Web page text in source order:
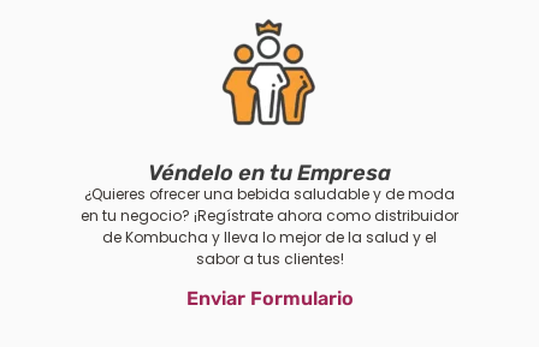
Véndelo en tu Empresa
¿Quieres ofrecer una bebida saludable y de moda
en tu negocio? ¡Regístrate ahora como distribuidor
de Kombucha y lleva lo mejor de la salud y el
sabor a tus clientes!
Enviar Formulario